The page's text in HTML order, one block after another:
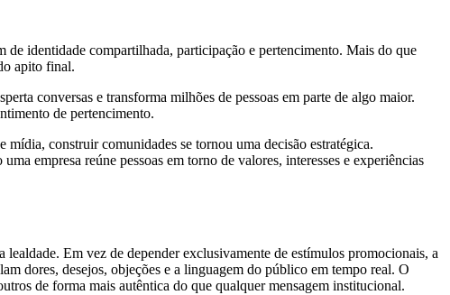
identidade compartilhada, participação e pertencimento. Mais do que
apito final.
conversas e transforma milhões de pessoas em parte de algo maior.
de pertencimento.
construir comunidades se tornou uma decisão estratégica.
uma empresa reúne pessoas em torno de valores, interesses e experiências
Em vez de depender exclusivamente de estímulos promocionais, a
dores, desejos, objeções e a linguagem do público em tempo real. O
de forma mais autêntica do que qualquer mensagem institucional.